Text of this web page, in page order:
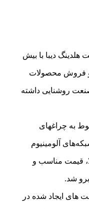
هلدینگ دیبا با بیش
و فروش محصولات
روشنایی داشته
به چراغهای
آلومینیوم
قیمت مناسب و
شد.
های ایجاد شده در